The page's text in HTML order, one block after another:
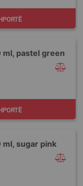
ml, pastel green
ml, sugar pink